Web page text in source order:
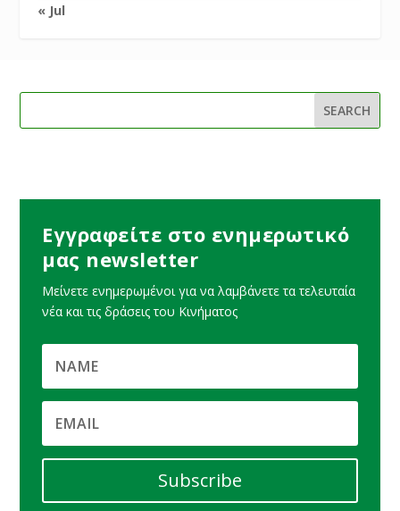
« Jul
Εγγραφείτε στο ενημερωτικό
μας newsletter
Μείνετε ενημερωμένοι για να λαμβάνετε τα τελευταία
νέα και τις δράσεις του Κινήματος
Subscribe